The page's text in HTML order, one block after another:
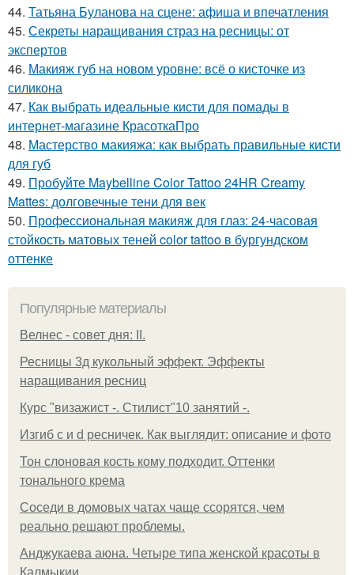
44. Татьяна Буланова на сцене: афиша и впечатления
45. Секреты наращивания страз на ресницы: от
экспертов
46. Макияж губ на новом уровне: всё о кисточке из
силикона
47. Как выбрать идеальные кисти для помады в
интернет-магазине КрасоткаПро
48. Мастерство макияжа: как выбрать правильные кисти
для губ
49. Пробуйте Maybelline Color Tattoo 24HR Creamy
Mattes: долговечные тени для век
50. Профессиональная макияж для глаз: 24-часовая
стойкость матовых теней color tattoo в бургундском
оттенке
Популярные материалы
Велнес - совет дня: II.
Ресницы 3д кукольный эффект. Эффекты
наращивания ресниц
Курс "визажист -. Стилист"10 занятий -.
Изгиб c и d ресничек. Как выглядит: описание и фото
Тон слоновая кость кому подходит. Оттенки
тонального крема
Соседи в домовых чатах чаще ссорятся, чем
реально решают проблемы.
Анджукаева аюна. Четыре типа женской красоты в
Калмыкии.